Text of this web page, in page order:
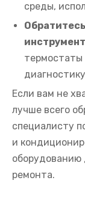
среды,
Если вам не
лучше всего
специалисту
и
оборудованию
ремонта.